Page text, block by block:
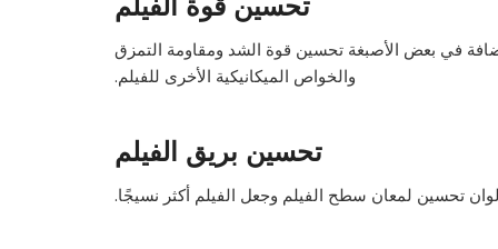
تحسين قوة الفيلم
في بعض الأصبغة تحسين قوة الشد ومقاومة التمزق
والخواص الميكانيكية الأخرى للفيلم.
تحسين بريق الفيلم
تحسين لمعان سطح الفيلم وجعل الفيلم أكثر نسيجًا.